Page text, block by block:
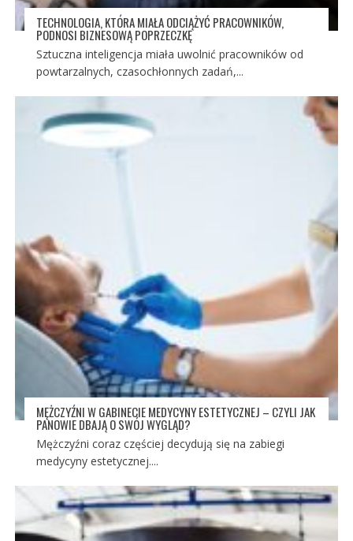
TECHNOLOGIA, KTÓRA MIAŁA ODCIĄŻYĆ PRACOWNIKÓW,
PODNOSI BIZNESOWĄ POPRZECZKĘ
Sztuczna inteligencja miała uwolnić pracowników od
powtarzalnych, czasochłonnych zadań,...
MĘŻCZYŹNI W GABINECIE MEDYCYNY ESTETYCZNEJ – CZYLI JAK
PANOWIE DBAJĄ O SWÓJ WYGLĄD?
Mężczyźni coraz częściej decydują się na zabiegi
medycyny estetycznej....